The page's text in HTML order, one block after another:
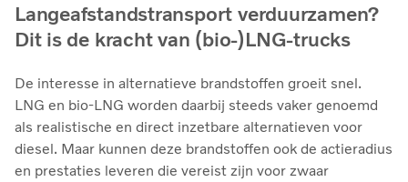
Langeafstandstransport verduurzamen?
Dit is de kracht van (bio-)LNG-trucks
De interesse in alternatieve brandstoffen groeit snel.
LNG en bio‑LNG worden daarbij steeds vaker genoemd
als realistische en direct inzetbare alternatieven voor
diesel. Maar kunnen deze brandstoffen ook de actieradius
en prestaties leveren die vereist zijn voor zwaar